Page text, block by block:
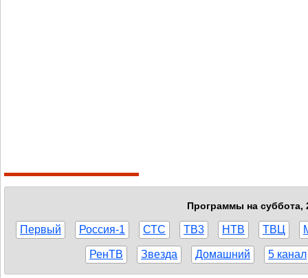
Программы на суббота,
Первый Россия-1 СТС ТВ3 НТВ ТВЦ
РенТВ Звезда Домашний 5 канал